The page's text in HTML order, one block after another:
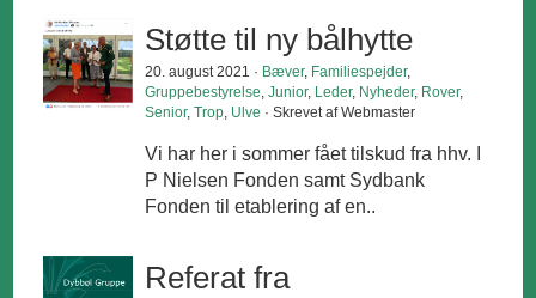
Støtte til ny bålhytte
20. august 2021 · Bæver, Familiespejder,
Gruppebestyrelse,Junior, Leder, Nyheder, Rover,
Senior,Trop, Ulve · Skrevet af Webmaster
Vi har her i sommer fået tilskud fra hhv. I
P Nielsen Fonden samt Sydbank
Fonden til etablering af en..
Referat fra